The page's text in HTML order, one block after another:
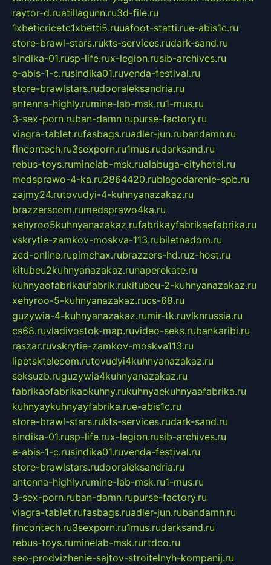
raytor-d.ruatillagunn.ru3d-file.ru
1xbeticricetc1xbetti5.ruuafoot-statti.rue-abis1c.ru
store-brawl-stars.rukts-services.rudark-sand.ru
sindika-01.rusp-life.rux-legion.rusib-archives.ru
e-abis-1-c.rusindika01.ruvenda-festival.ru
store-brawlstars.rudooraleksandria.ru
antenna-highly.rumine-lab-msk.ru1-mus.ru
3-sex-porn.ruban-damn.rupurse-factory.ru
viagra-tablet.rufasbags.ruadler-jun.rubandamn.ru
fincontech.ru3sexporn.ru1mus.rudarksand.ru
rebus-toys.ruminelab-msk.rualabuga-cityhotel.ru
medsprawo-4-ka.ru2864420.rublagodarenie-spb.ru
zajmy24.rutovudyi-4-kuhnyanazakaz.ru
brazzerscom.rumedsprawo4ka.ru
xehyroo5kuhnyanazakaz.rufabrikayfabrikaefabrika.ru
vskrytie-zamkov-moskva-113.rubiletnadom.ru
zed-online.rupimchax.rubrazzers-hd.ruz-host.ru
kitubeu2kuhnyanazakaz.runaperekate.ru
kuhnyaofabrikaufabrik.rukitubeu-2-kuhnyanazakaz.ru
xehyroo-5-kuhnyanazakaz.rucs-68.ru
guzywia-4-kuhnyanazakaz.rumir-tk.ruvlknrussia.ru
cs68.ruvladivostok-map.ruvideo-seks.rubankaribi.ru
raszar.ruvskrytie-zamkov-moskva113.ru
lipetsktelecom.rutovudyi4kuhnyanazakaz.ru
seksuzb.ruguzywia4kuhnyanazakaz.ru
fabrikaofabrikaokuhny.rukuhnyaekuhnyaafabrika.ru
kuhnyaykuhnyayfabrika.rue-abis1c.ru
store-brawl-stars.rukts-services.rudark-sand.ru
sindika-01.rusp-life.rux-legion.rusib-archives.ru
e-abis-1-c.rusindika01.ruvenda-festival.ru
store-brawlstars.rudooraleksandria.ru
antenna-highly.rumine-lab-msk.ru1-mus.ru
3-sex-porn.ruban-damn.rupurse-factory.ru
viagra-tablet.rufasbags.ruadler-jun.rubandamn.ru
fincontech.ru3sexporn.ru1mus.rudarksand.ru
rebus-toys.ruminelab-msk.rurtdco.ru
seo-prodvizhenie-sajtov-stroitelnyh-kompanij.ru